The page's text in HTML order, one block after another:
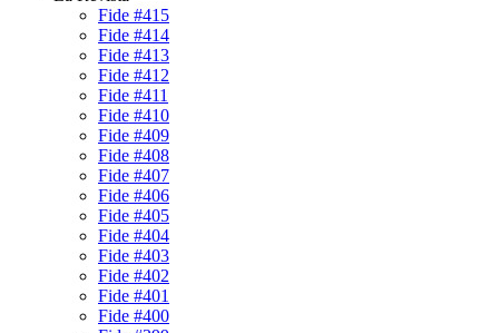
Fide #415
Fide #414
Fide #413
Fide #412
Fide #411
Fide #410
Fide #409
Fide #408
Fide #407
Fide #406
Fide #405
Fide #404
Fide #403
Fide #402
Fide #401
Fide #400